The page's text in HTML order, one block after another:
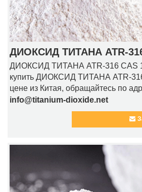
ДИОКСИД ТИТАНА ATR-
ДИОКСИД ТИТАНА ATR-316 CAS
купить ДИОКСИД ТИТАНА ATR-
цене из Китая, обращайтесь по
info@titanium-dioxide.net